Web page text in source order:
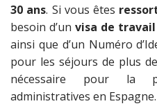
30 ans. Si vous êtes
besoin d’unvisa de travail
ainsi que d’un Numéro
pour les séjours de plus
nécessaire pour la
administratives en Espagne.